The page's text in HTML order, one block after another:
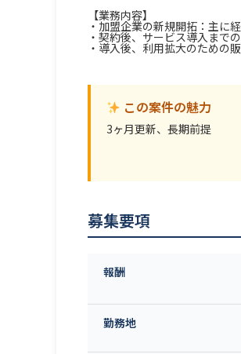
【業務内容】
・加盟企業の新規開拓：主に
・契約後、サービス導入まで
・導入後、利用拡大のための
この案件の魅力
3ヶ月更新、長期前提
募集要項
報酬
勤務地